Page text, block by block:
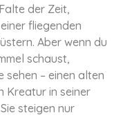
der Zeit,
flie­gen­den
Aber wenn du
schaust,
sehen – einen alten
Kreatur in seiner
steigen nur